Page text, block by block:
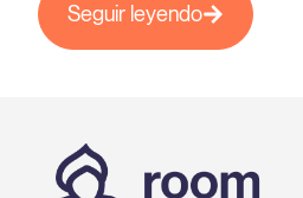
Seguir leyendo